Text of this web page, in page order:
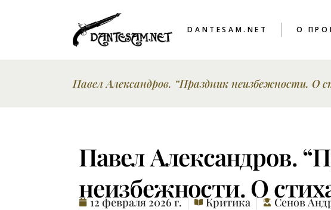
DANTESAM.NET О
Павел Александров. “Праздник неизбежности. О
Павел Александров.
неизбежности. О
12 февраля 2026 г. Критика Сенов